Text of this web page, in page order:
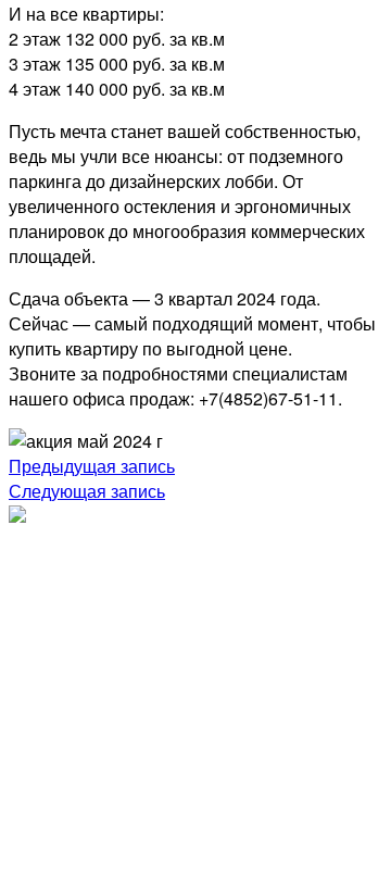
И на все квартиры:
2 этаж 132 000 руб. за кв.м
3 этаж 135 000 руб. за кв.м
4 этаж 140 000 руб. за кв.м
Пусть мечта станет вашей собственностью,
ведь мы учли все нюансы: от подземного
паркинга до дизайнерских лобби. От
увеличенного остекления и эргономичных
планировок до многообразия коммерческих
площадей.
Сдача объекта — 3 квартал 2024 года.
Сейчас — самый подходящий момент, чтобы
купить квартиру по выгодной цене.
Звоните за подробностями специалистам
нашего офиса продаж: +7(4852)67-51-11.
Навигация
по
Предыдущая запись
Следующая запись